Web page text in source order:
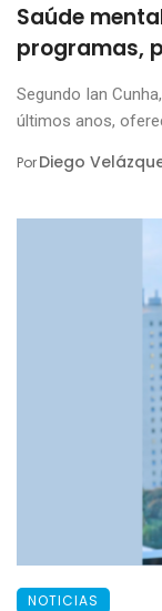
Saúde
programas,
Segundo Ian
últimos anos,
PorDiego
NOTICIAS